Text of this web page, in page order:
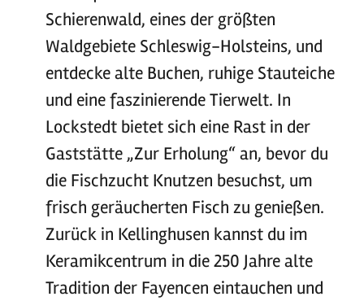
Schierenwald, eines der größten
Waldgebiete Schleswig-Holsteins, und
entdecke alte Buchen, ruhige Stauteiche
und eine faszinierende Tierwelt. In
Lockstedt bietet sich eine Rast in der
Gaststätte „Zur Erholung“ an, bevor du
die Fischzucht Knutzen besuchst, um
frisch geräucherten Fisch zu genießen.
Zurück in Kellinghusen kannst du im
Keramikcentrum in die 250 Jahre alte
Tradition der Fayencen eintauchen und